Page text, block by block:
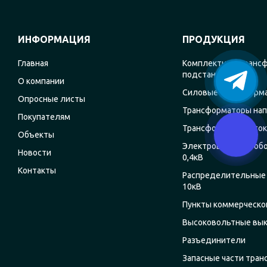
ИНФОРМАЦИЯ
Главная
О компании
Опросные листы
Покупателям
Объекты
Новости
Контакты
ПРОДУКЦИЯ
Комплектные
подстанции
Силовые
Трансформаторы
Трансформаторы
Электрощитовое
0,4кВ
Распределительные
10кВ
Пункты
Высоковольтные
Разъединители
Запасные части